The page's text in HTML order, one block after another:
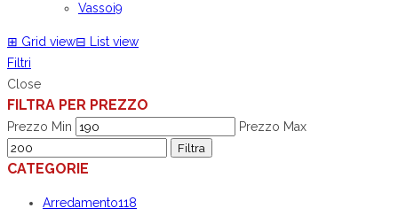
Vassoi9
⊞ Grid view⊟
List view
Filtri
Close
FILTRA PER PREZZO
Prezzo Min
Prezzo Max
Filtra
CATEGORIE
Arredamento118